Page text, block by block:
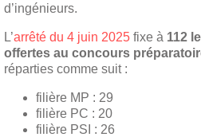
d’ingénieurs.
L’arrêté du 4 juin 2025 fixe à 112
offertes au concours
réparties comme suit :
filière MP : 29
filière PC : 20
filière PSI : 26